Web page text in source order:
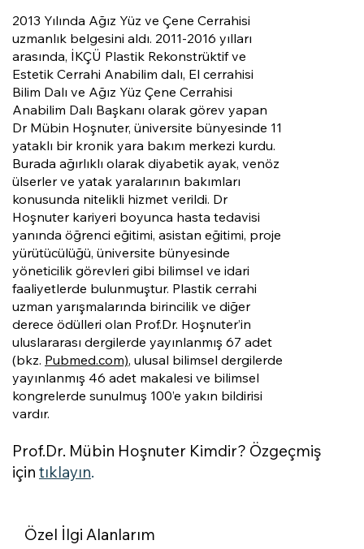
2013 Yılında Ağız Yüz ve Çene Cerrahisi
uzmanlık belgesini aldı. 2011-2016 yılları
arasında, İKÇÜ Plastik Rekonstrüktif ve
Estetik Cerrahi Anabilim dalı, El cerrahisi
Bilim Dalı ve Ağız Yüz Çene Cerrahisi
Anabilim Dalı Başkanı olarak görev yapan
Dr Mübin Hoşnuter, üniversite bünyesinde 11
yataklı bir kronik yara bakım merkezi kurdu.
Burada ağırlıklı olarak diyabetik ayak, venöz
ülserler ve yatak yaralarının bakımları
konusunda nitelikli hizmet verildi. Dr
Hoşnuter kariyeri boyunca hasta tedavisi
yanında öğrenci eğitimi, asistan eğitimi, proje
yürütücülüğü, üniversite bünyesinde
yöneticilik görevleri gibi bilimsel ve idari
faaliyetlerde bulunmuştur. Plastik cerrahi
uzman yarışmalarında birincilik ve diğer
derece ödülleri olan Prof.Dr. Hoşnuter’in
uluslararası dergilerde yayınlanmış 67 adet
(bkz. Pubmed.com), ulusal bilimsel dergilerde
yayınlanmış 46 adet makalesi ve bilimsel
kongrelerde sunulmuş 100’e yakın bildirisi
vardır.
Prof.Dr. Mübin Hoşnuter Kimdir? Özgeçmiş
için tıklayın.
Özel İlgi Alanlarım